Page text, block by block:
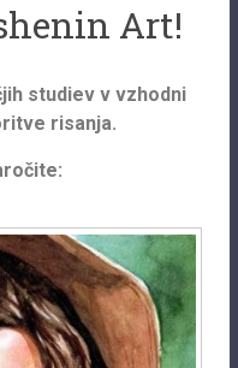
Art!
studiev v vzhodni
risanja.